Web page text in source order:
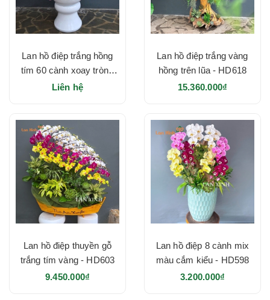
Lan hồ điệp trắng hồng
tím 60 cành xoay tròn -
HD628
Liên hệ
Lan hồ điệp trắng vàng
hồng trên lũa - HD618
15.360.000₫
Lan hồ điệp thuyền gỗ
trắng tím vàng - HD603
9.450.000₫
Lan hồ điệp 8 cành mix
màu cắm kiểu - HD598
3.200.000₫